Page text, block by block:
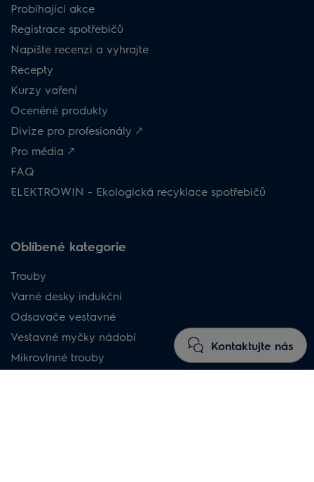
Kontaktujte nás
Probíhající akce
Registrace spotřebičů
Napište recenzi a vyhrajte
Recepty
Kurzy vaření
Oceněné produkty
Divize pro profesionály 🡕
Pro média 🡕
FAQ
ELEKTROWIN - Ekologická recyklace spotřebičů
Oblíbené kategorie
Trouby
Varné desky indukční
Odsavače vestavné
Vestavné myčky nádobí
Mikrovlnné trouby